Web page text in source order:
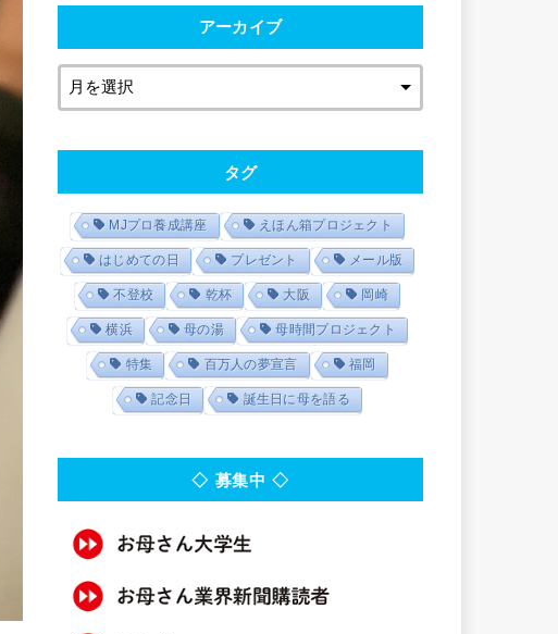
アーカイブ
タグ
MJプロ養成講座 えほん箱プロジェクト
はじめての日 プレゼント メール版
不登校 乾杯 大阪 岡崎
横浜 母の湯 母時間プロジェクト
特集 百万人の夢宣言 福岡
記念日 誕生日に母を語る
◇ 募集中 ◇